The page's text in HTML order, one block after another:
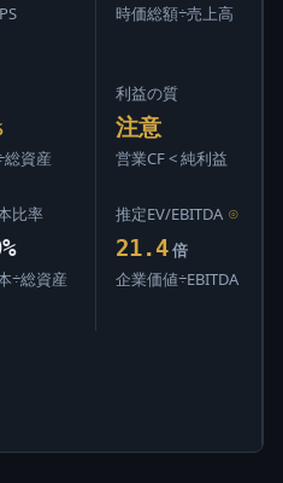
時価総額÷売上高
総資産
利益の質
注意
営業CF < 純利益
比率
÷総資産
推定EV/EBITDA ⊙
21.4 倍
企業価値÷EBITDA